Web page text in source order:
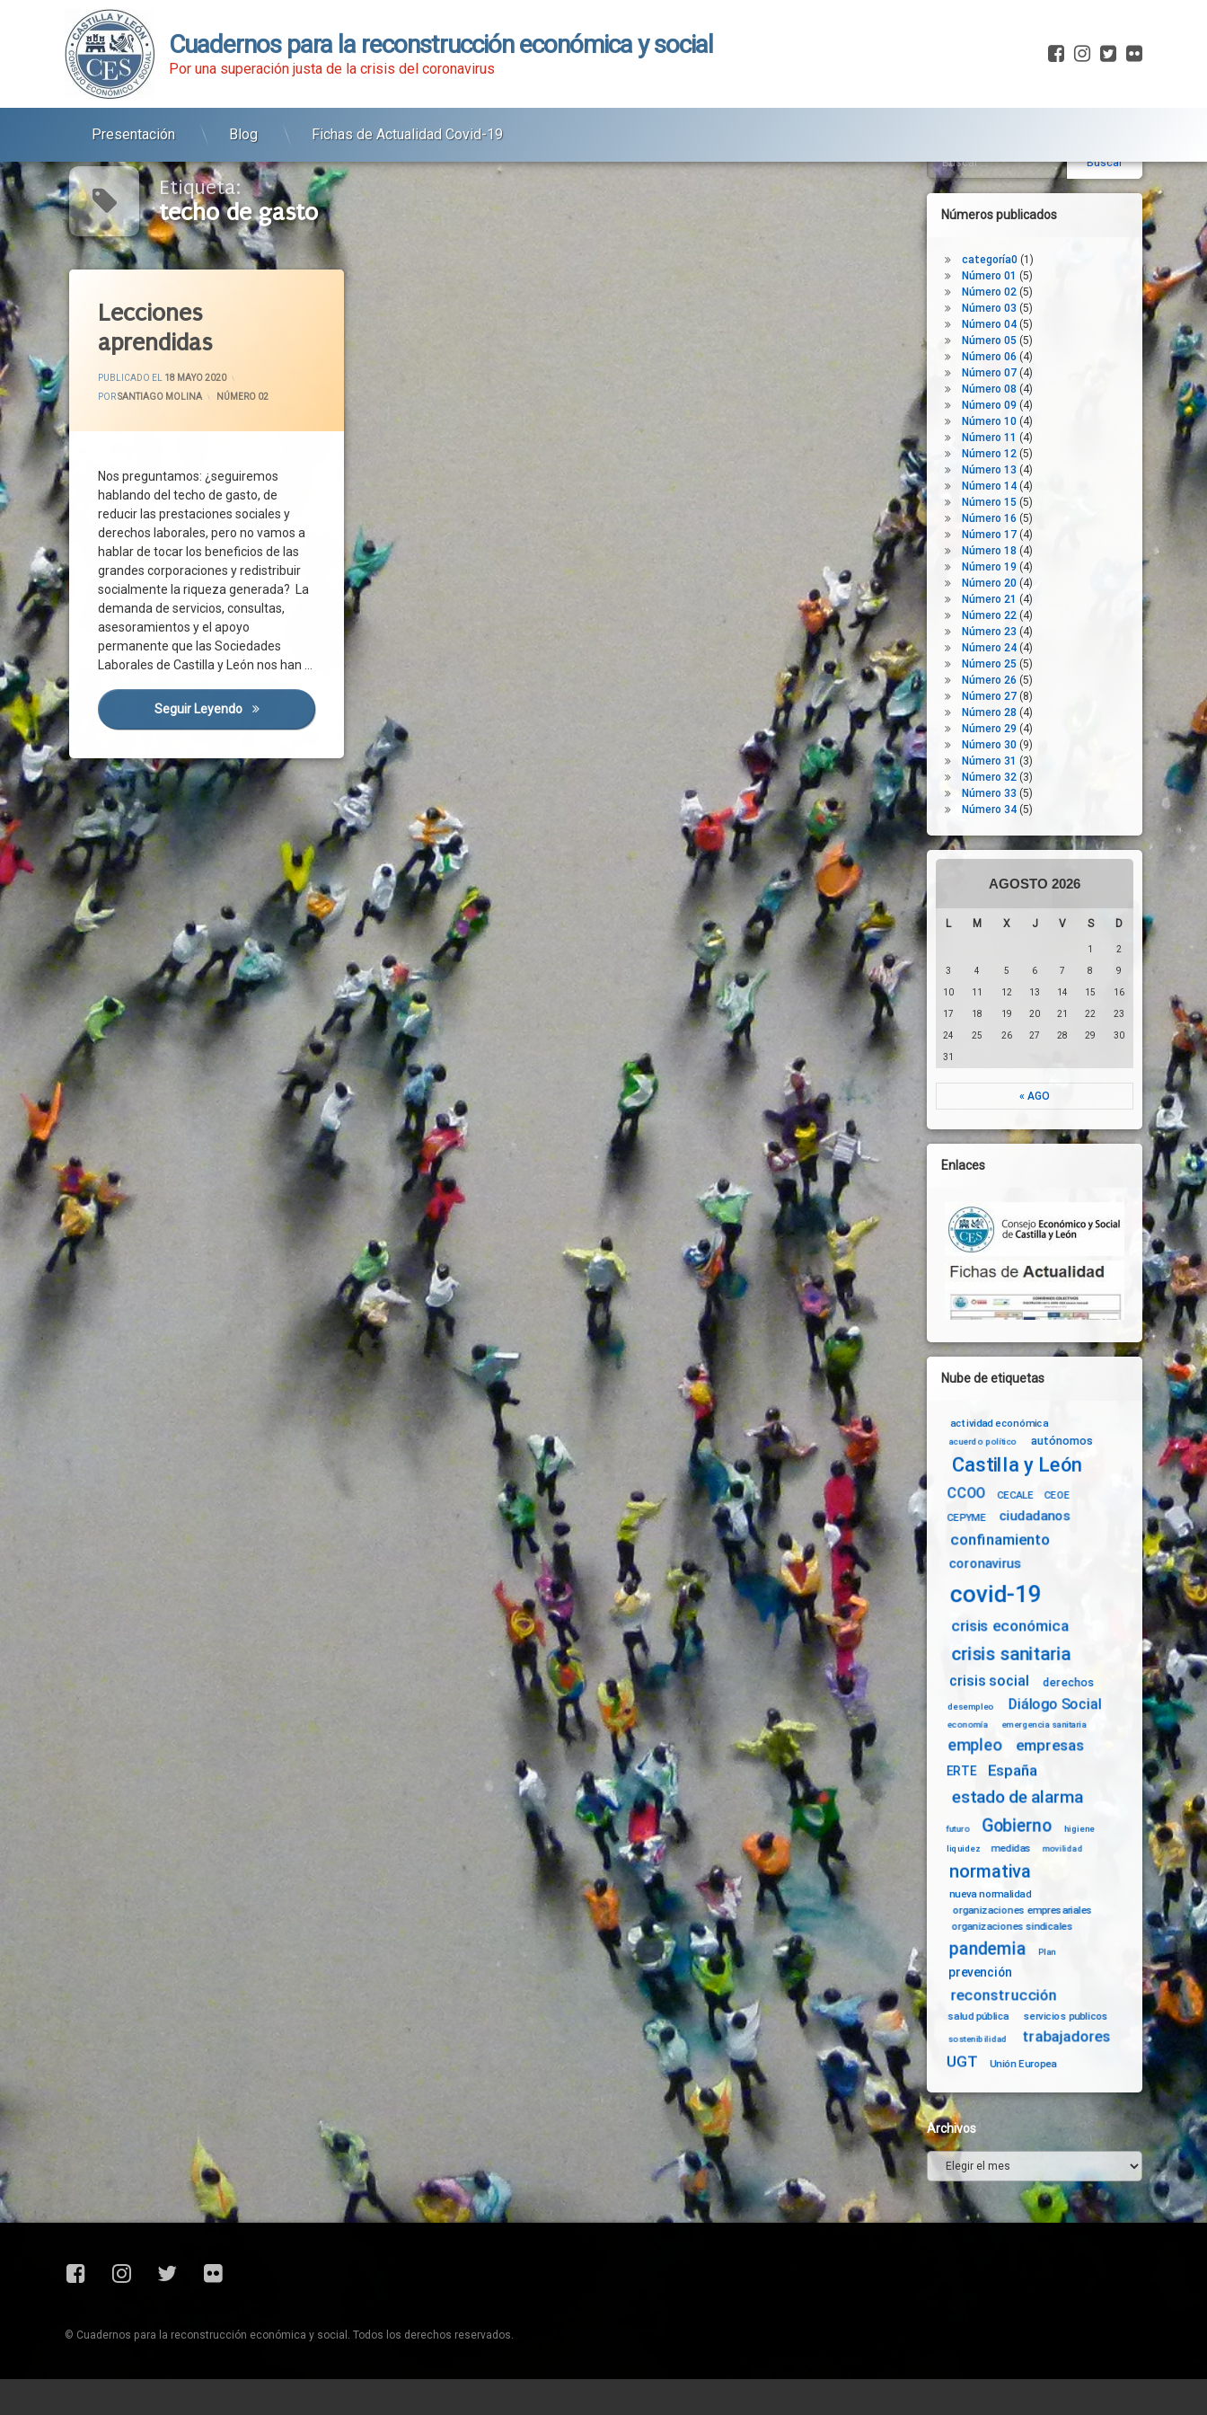
contenido
Cuadernos para la reconstrucción económica y social
Por una superación justa de la crisis del coronavirus
Facebook
Instagram
Twitter
Presentación Blog Fichas de Actualidad Covid-19
Etiqueta:
techo de gasto
Lecciones
aprendidas
PUBLICADO EL 18 MAYO 2020
PORSANTIAGO MOLINA CATEGORÍAS:
NÚMERO 02
Nos preguntamos: ¿seguiremos
hablando del techo de gasto, de
reducir las prestaciones sociales y
derechos laborales, pero no vamos a
hablar de tocar los beneficios de las
grandes corporaciones y redistribuir
socialmente la riqueza generada? La
demanda de servicios, consultas,
asesoramientos y el apoyo
permanente que las Sociedades
Laborales de Castilla y León nos han …
Seguir Leyendo Lecciones Aprendidas
AEMTA
Castilla Y León
Crisis Financiera
Deslocalización
Economía
Empresas
Fractura Social
Futuro
Liquidez
Modelo Económico
Organizaciones Sociales
Personas
Precariedad
Prestaciones Sociales
Pymes
Recortes
Redistribución
Sanidad
Servicios Públicos
Sociedad
Sociedades Laborales
Techo De Gasto
Barra
lateral
derecha
Números publicados
categoría0(1)
Número 01 (5)
Número 02(5)
Número 03 (5)
Número 04(5)
Número 05 (5)
Número 06 (4)
Número 07(4)
Número 08 (4)
Número 09(4)
Número 10(4)
Número 11 (4)
Número 12(5)
Número 13 (4)
Número 14(4)
Número 15 (5)
Número 16 (5)
Número 17(4)
Número 18 (4)
Número 19 (4)
Número 20(4)
Número 21 (4)
Número 22(4)
Número 23 (4)
Número 24(4)
Número 25 (5)
Número 26 (5)
Número 27(8)
Número 28 (4)
Número 29 (4)
Número 30(9)
Número 31 (3)
Número 32(3)
Número 33 (5)
Número 34(5)
AGOSTO 2026
L M X J V S D
1 2
3 4 5 6 7 8 9
10 11 12 13 14 15 16
17 18 19 20 21 22 23
24 25 26 27 28 29 30
31
« AGO
Enlaces
Nube de etiquetas
actividad económica
acuerdo político autónomos
Castilla y León
CCOO CECALE
CEOE
CEPYME
ciudadanos
confinamiento
coronavirus
covid-19
crisis económica
crisis sanitaria
crisis social derechos
desempleo Diálogo Social
economía emergencia sanitaria
empleo empresas
ERTE España
estado de alarma
futuro Gobierno higiene
liquidez medidas movilidad
normativa
nueva normalidad
organizaciones empresariales
organizaciones sindicales
pandemia Plan
prevención
reconstrucción
salud pública servicios publicos
sostenibilidad
trabajadores
UGT
Unión Europea
Archivos
Archivos
FacebookInstagram
TwitterFlickr
© Cuadernos para la reconstrucción económica y social. Todos los derechos reservados.